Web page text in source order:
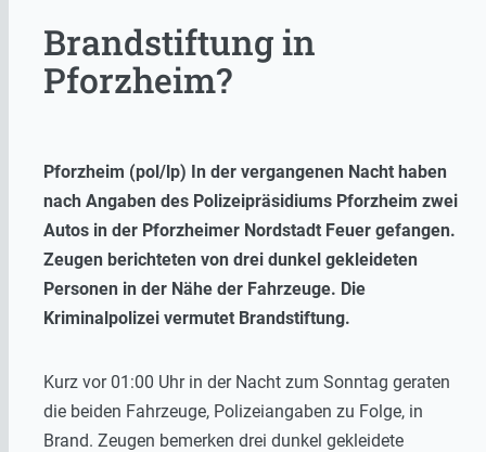
Brandstiftung in
Pforzheim?
Pforzheim (pol/lp) In der vergangenen Nacht haben
nach Angaben des Polizeipräsidiums Pforzheim zwei
Autos in der Pforzheimer Nordstadt Feuer gefangen.
Zeugen berichteten von drei dunkel gekleideten
Personen in der Nähe der Fahrzeuge. Die
Kriminalpolizei vermutet Brandstiftung.
Kurz vor 01:00 Uhr in der Nacht zum Sonntag geraten
die beiden Fahrzeuge, Polizeiangaben zu Folge, in
Brand. Zeugen bemerken drei dunkel gekleidete